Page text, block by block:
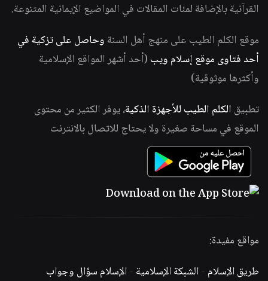
القرآنية بالإضافة لمئات المقالات في المواضيع الإيمانية المتنوعة.
موقع الكلم الطيب على منهج أهل السنة وحاصل على تزكية في
أحد فتاوى موقع إسلام ويب (أحد أشهر المواقع الإسلامية
وأكثرها موثوقية)
تطبيق الكلم الطيب للأجهزة الذكية، يوفر الكثير من محتوى
الموقع في مساحة صغيرة ولا يحتاج للاتصال بالانترنت
مواقع مفيدة:
طريق الإسلام -الشبكة الإسلامية -الإسلام سؤال وجواب